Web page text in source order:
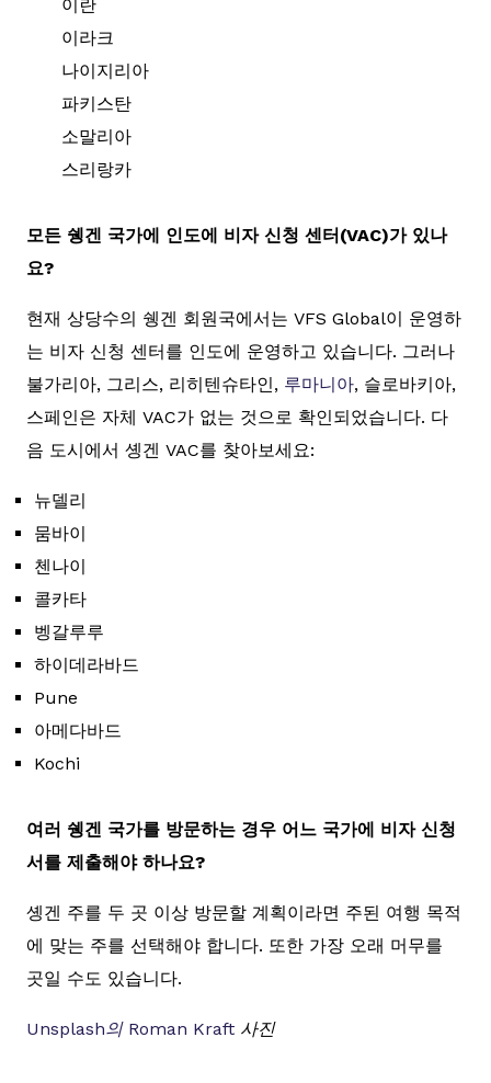
이란
이라크
나이지리아
파키스탄
소말리아
스리랑카
모든 쉥겐 국가에 인도에 비자 신청 센터(VAC)가 있나
요?
현재 상당수의 쉥겐 회원국에서는 VFS Global이 운영하
는 비자 신청 센터를 인도에 운영하고 있습니다. 그러나
불가리아, 그리스, 리히텐슈타인, 루마니아, 슬로바키아,
스페인은 자체 VAC가 없는 것으로 확인되었습니다. 다
음 도시에서 솅겐 VAC를 찾아보세요:
뉴델리
뭄바이
첸나이
콜카타
벵갈루루
하이데라바드
Pune
아메다바드
Kochi
여러 쉥겐 국가를 방문하는 경우 어느 국가에 비자 신청
서를 제출해야 하나요?
솅겐 주를 두 곳 이상 방문할 계획이라면 주된 여행 목적
에 맞는 주를 선택해야 합니다. 또한 가장 오래 머무를
곳일 수도 있습니다.
Unsplash의 Roman Kraft 사진